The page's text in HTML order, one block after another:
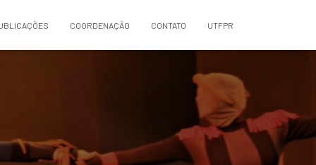
COORDENAÇÃO CONTATO UTFPR